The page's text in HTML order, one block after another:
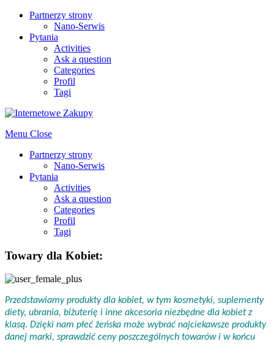
Partnerzy strony
Nano-Serwis
Pytania
Activities
Ask a question
Categories
Profil
Tagi
Menu Close
Partnerzy strony
Nano-Serwis
Pytania
Activities
Ask a question
Categories
Profil
Tagi
Towary dla Kobiet:
Przedstawiamy produkty dla kobiet, w tym kosmetyki, suplementy
diety, ubrania, biżuterię i inne akcesoria niezbędne dla kobiet z
klasą. Dzięki nam płeć żeńska może wybrać najciekawsze produkty
danej marki, sprawdzić ceny poszczególnych towarów i w końcu